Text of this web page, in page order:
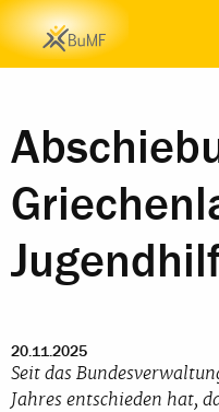
20.11.2025
Seit das
Jahres entschieden hat,